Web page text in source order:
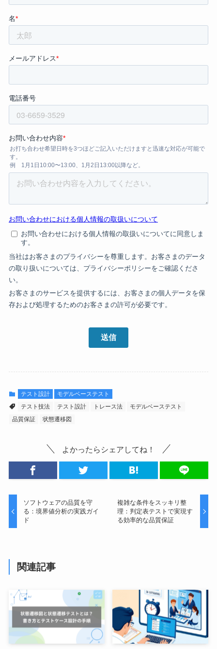
テスト設計
モデルベーステスト
テスト技法
テスト設計 トレース法
モデルベーステスト
品質保証
状態遷移図
よかったらシェアしてね！
ソフトウェアの品質を守
る：境界値分析の実践ガイ
ド
複雑な条件をスッキリ整
理：判定表テストで実現す
る効率的な品質保証
関連記事